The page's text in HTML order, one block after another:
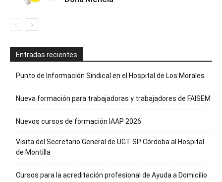
Entradas recientes
Punto de Información Sindical en el Hospital de Los Morales
Nueva formación para trabajadoras y trabajadores de FAISEM
Nuevos cursos de formación IAAP 2026
Visita del Secretario General de UGT SP Córdoba al Hospital
de Montilla
Cursos para la acreditación profesional de Ayuda a Domicilio